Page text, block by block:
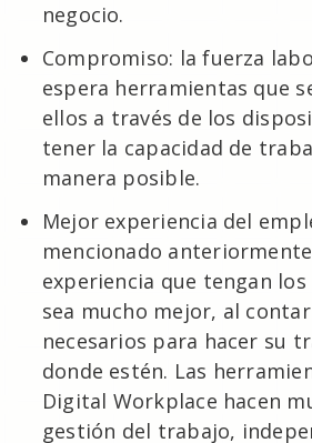
negocio.
Compromiso: la fuerza
espera herramientas que
ellos a través de los
tener la capacidad de
manera posible.
Mejor experiencia del
mencionado
experiencia que tengan
sea mucho mejor, al
necesarios para hacer su
donde estén. Las
Digital Workplace hacen
gestión del trabajo,